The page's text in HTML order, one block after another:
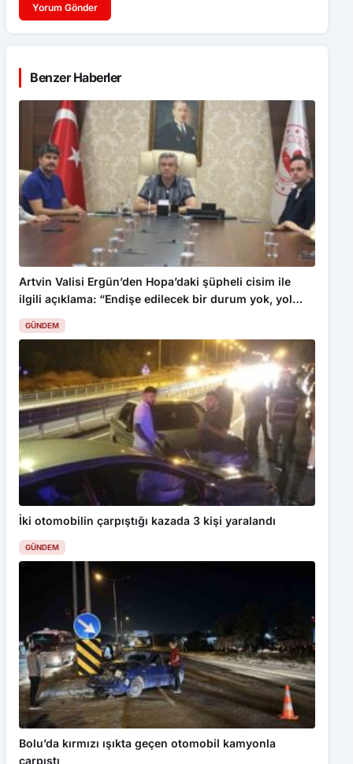
Yorum Gönder
Benzer Haberler
Artvin Valisi Ergün’den Hopa’daki şüpheli cisim ile
ilgili açıklama: “Endişe edilecek bir durum yok, yol
yeniden trafiğe açıldı”
GÜNDEM
İki otomobilin çarpıştığı kazada 3 kişi yaralandı
GÜNDEM
Bolu’da kırmızı ışıkta geçen otomobil kamyonla
çarpıştı